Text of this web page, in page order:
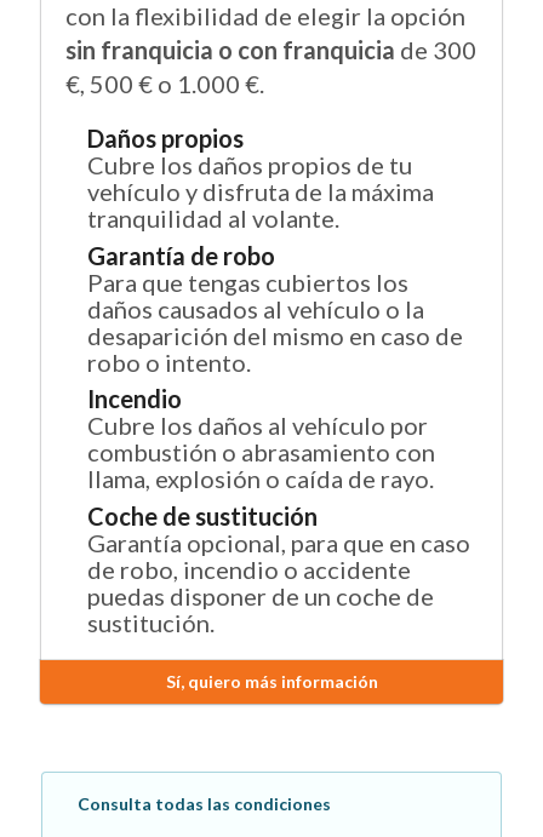
con la flexibilidad de elegir la opción
sin franquicia o con franquicia de 300
€, 500 € o 1.000 €.
Daños propios
Cubre los daños propios de tu
vehículo y disfruta de la máxima
tranquilidad al volante.
Garantía de robo
Para que tengas cubiertos los
daños causados al vehículo o la
desaparición del mismo en caso de
robo o intento.
Incendio
Cubre los daños al vehículo por
combustión o abrasamiento con
llama, explosión o caída de rayo.
Coche de sustitución
Garantía opcional, para que en caso
de robo, incendio o accidente
puedas disponer de un coche de
sustitución.
Sí, quiero más información
Consulta todas las condiciones